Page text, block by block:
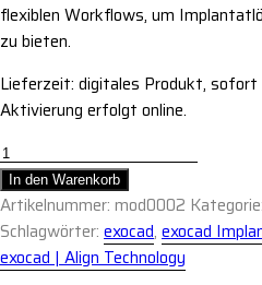
flexiblen Workflows, um
zu bieten.
Lieferzeit: digitales Produkt,
Aktivierung erfolgt online.
In den Warenkorb
Artikelnummer: mod0002 Kategorie:
Schlagwörter: exocad, exocad
exocad | Align Technology